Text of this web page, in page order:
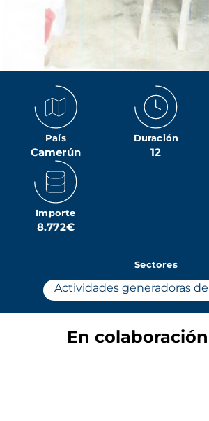
País
Camerún
Duración
12
Importe
8.772€
Sectores
Actividades generadoras
En